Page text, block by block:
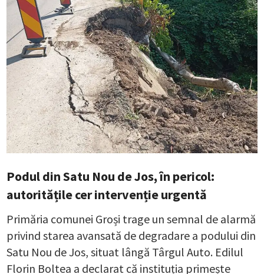
Podul din Satu Nou de Jos, în pericol:
autoritățile cer intervenție urgentă
Primăria comunei Groși trage un semnal de alarmă
privind starea avansată de degradare a podului din
Satu Nou de Jos, situat lângă Târgul Auto. Edilul
Florin Boltea a declarat că instituția primește